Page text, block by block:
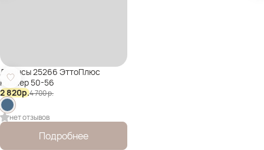
Джинсы 25266 ЭттоПлюс
Размер 50-56
2 820р.4 700р.
нет отзывов
Подробнее